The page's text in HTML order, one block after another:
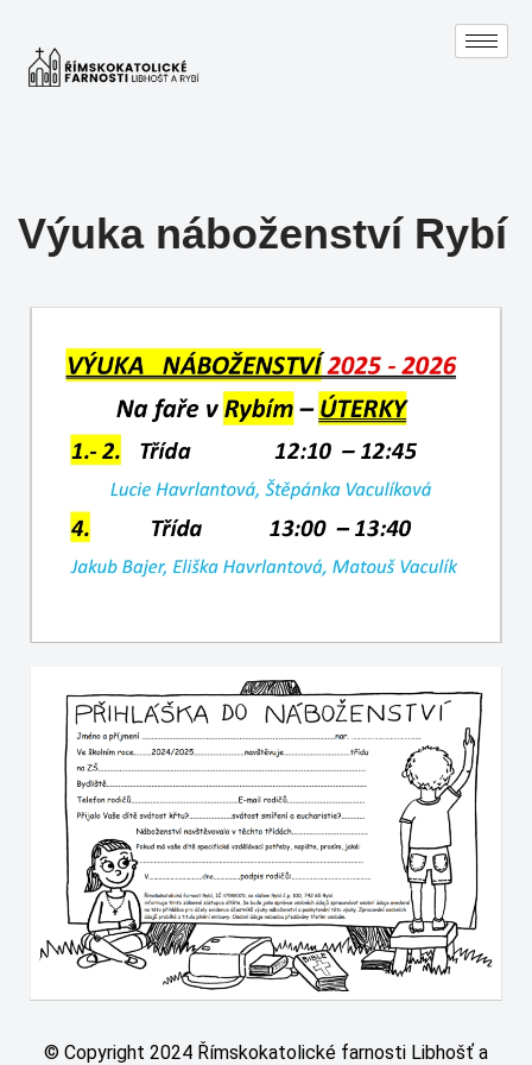
Přeskočit
na
Výuka náboženství Rybí
© Copyright 2024 Římskokatolické farnosti Libhošť a